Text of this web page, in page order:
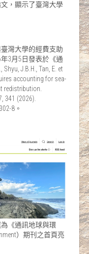
，顯示了臺灣大學
灣大學的經費支助
3月5日發表於《通
J.B.H., Tan, E. et
accounting for sea-
redistribution.
341 (2026).
8。
《通訊地球與環
）期刊之首頁亮